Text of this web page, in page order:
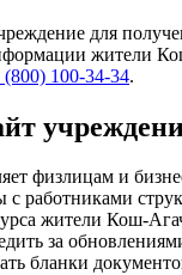
для
жители
(800) 100-34-34.
физлицам и
с работниками
жители Кош-
за
бланки